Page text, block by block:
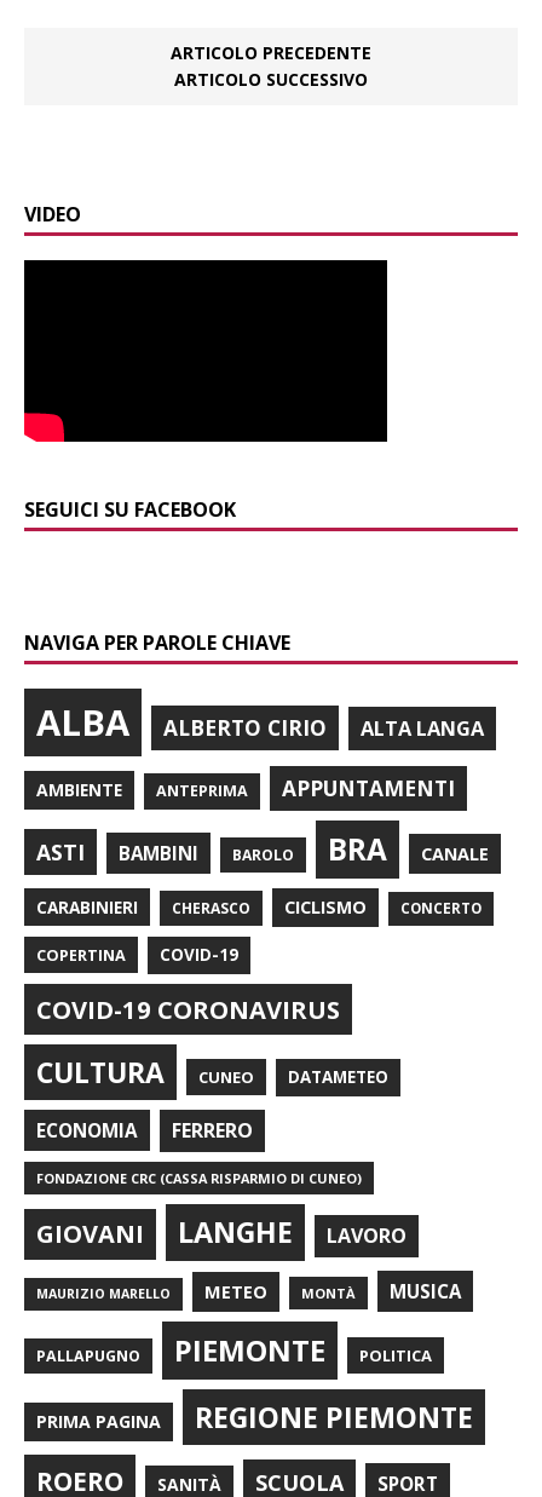
ARTICOLO PRECEDENTE
ARTICOLO SUCCESSIVO
VIDEO
SEGUICI SU FACEBOOK
NAVIGA PER PAROLE CHIAVE
ALBA ALBERTO CIRIO ALTA LANGA
AMBIENTE ANTEPRIMA APPUNTAMENTI
ASTI BAMBINI BAROLO BRA CANALE
CARABINIERI CHERASCO CICLISMO CONCERTO
COPERTINA COVID-19
COVID-19 CORONAVIRUS
CULTURA CUNEO DATAMETEO
ECONOMIA FERRERO
FONDAZIONE CRC (CASSA RISPARMIO DI CUNEO)
GIOVANI LANGHE LAVORO
MAURIZIO MARELLO METEO MONTÀ MUSICA
PALLAPUGNO PIEMONTE POLITICA
PRIMA PAGINA REGIONE PIEMONTE
ROERO SANITÀ SCUOLA SPORT